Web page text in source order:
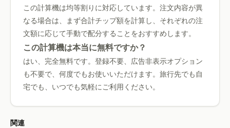
この計算機は均等割りに対応しています。注文内容が異
なる場合は、まず合計チップ額を計算し、それぞれの注
文額に応じて手動で配分することをおすすめします。
この計算機は本当に無料ですか？
はい、完全無料です。登録不要、広告非表示オプション
も不要で、何度でもお使いいただけます。旅行先でも自
宅でも、いつでも気軽にご利用ください。
関連